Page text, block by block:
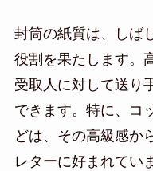
封筒の紙質は、しば
役割を果たします。
受取人に対して送り
できます。特に、コ
どは、その高級感か
レターに好まれてい